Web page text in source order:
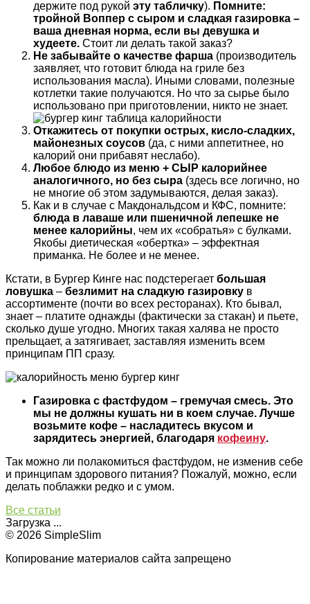
держите под рукой эту табличку). Помните:
тройной Воппер с сыром и сладкая газировка –
ваша дневная норма, если вы девушка и
худеете. Стоит ли делать такой заказ?
Не забывайте о качестве фарша (производитель
заявляет, что готовит блюда на гриле без
использования масла). Иными словами, полезные
котлетки такие получаются. Но что за сырье было
использовано при приготовлении, никто не знает.
Откажитесь от покупки острых, кисло-сладких,
майонезных соусов (да, с ними аппетитнее, но
калорий они прибавят неслабо).
Любое блюдо из меню + СЫР калорийнее
аналогичного, но без сыра (здесь все логично, но
не многие об этом задумываются, делая заказ).
Как и в случае с Макдональдсом и КФС, помните:
блюда в лаваше или пшеничной лепешке не
менее калорийны, чем их «собратья» с булками.
Якобы диетическая «обертка» – эффектная
приманка. Не более и не менее.
Кстати, в Бургер Кинге нас подстерегает большая
ловушка – безлимит на сладкую газировку в
ассортименте (почти во всех ресторанах). Кто бывал,
знает – платите однажды (фактически за стакан) и пьете,
сколько душе угодно. Многих такая халява не просто
прельщает, а затягивает, заставляя изменить всем
принципам ПП сразу.
Газировка с фастфудом – гремучая смесь. Это
мы не должны кушать ни в коем случае. Лучше
возьмите кофе – насладитесь вкусом и
зарядитесь энергией, благодаря кофеину.
Так можно ли полакомиться фастфудом, не изменив себе
и принципам здорового питания? Пожалуй, можно, если
делать поблажки редко и с умом.
Все статьи
Загрузка ...
© 2026 SimpleSlim
Копирование материалов сайта запрещено